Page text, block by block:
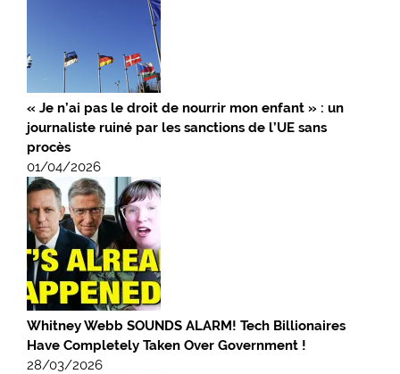
« Je n’ai pas le droit de nourrir mon enfant » : un
journaliste ruiné par les sanctions de l’UE sans
procès
01/04/2026
Whitney Webb SOUNDS ALARM! Tech Billionaires
Have Completely Taken Over Government !
28/03/2026